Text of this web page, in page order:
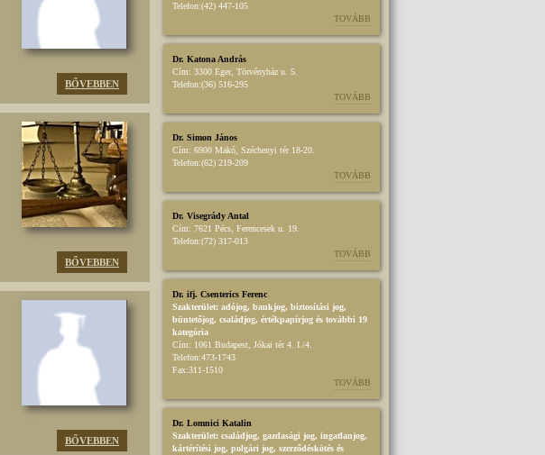
BŐVEBBEN
BŐVEBBEN
BŐVEBBEN
Telefon:(42) 447-105
TOVÁBB
Dr. Katona András
Cím: 3300 Eger, Törvényház u. 5.
Telefon:(36) 516-295
TOVÁBB
Dr. Simon János
Cím: 6900 Makó, Széchenyi tér 18-20.
Telefon:(62) 219-209
TOVÁBB
Dr. Visegrády Antal
Cím: 7621 Pécs, Ferencesek u. 19.
Telefon:(72) 317-013
TOVÁBB
Dr. ifj. Csenterics Ferenc
Szakterület: adójog, bankjog, biztosítási jog,
büntetőjog, családjog, értékpapírjog és további 19
kategória
Cím: 1061 Budapest, Jókai tér 4. I./4.
Telefon:473-1743
Fax:311-1510
TOVÁBB
Dr. Lomnici Katalin
Szakterület: családjog, gazdasági jog, ingatlanjog,
kártérítési jog, polgári jog, szerződéskötés és